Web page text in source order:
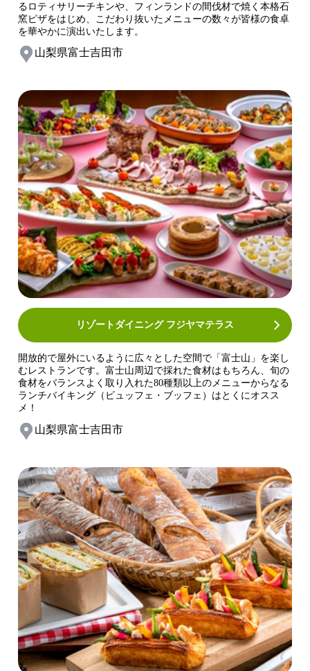
るロティサリーチキンや、フィンランドの間伐材で焼く本格石
窯ピザをはじめ、こだわり抜いたメニューの数々が皆様の食卓
を華やかに演出いたします。
山梨県富士吉田市
リゾートダイニング フジヤマテラス
開放的で屋外にいるように広々とした空間で「富士山」を楽し
むレストランです。富士山周辺で採れた食材はもちろん、旬の
食材をバランスよく取り入れた80種類以上のメニューからなる
ランチバイキング（ビュッフェ・ブッフェ）はとくにオスス
メ！
山梨県富士吉田市